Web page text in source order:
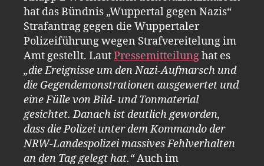
hat das Bündnis „Wuppertal gegen Nazis“
Strafantrag gegen die Wuppertaler
Polizeiführung wegen Strafvereitelung im
Amt gestellt. LautPressemitteilunghat es
„die Ereignisse um den Nazi-Aufmarsch und
die Gegendemonstrationen ausgewertet und
eine Fülle von Bild- und Tonmaterial
gesichtet. Danach ist deutlich geworden,
dass die Polizei unter dem Kommando der
NRW-Landespolizei massives Fehlverhalten
an den Tag gelegt hat.“Auch im